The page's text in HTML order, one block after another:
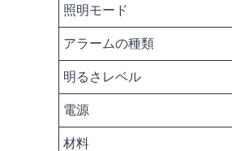
照明モード
アラームの種類
明るさレベル
電源
材料